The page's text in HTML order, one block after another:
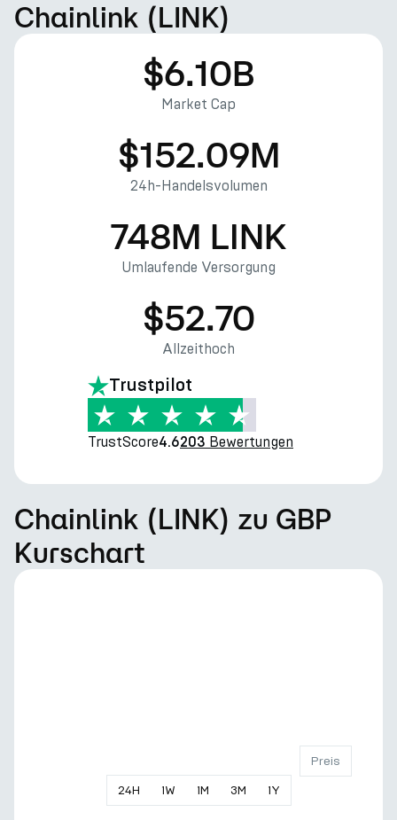
Chainlink (LINK)
$6.10B
Market Cap
$152.09M
24h-Handelsvolumen
748M LINK
Umlaufende Versorgung
$52.70
Allzeithoch
Trustpilot
TrustScore4.6203 Bewertungen
Chainlink (LINK) zu GBP
Kurschart
24H 1W 1M 3M 1Y
Preis